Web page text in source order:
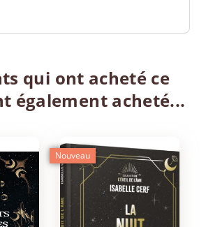
qui ont acheté ce
également acheté...
Nouveau